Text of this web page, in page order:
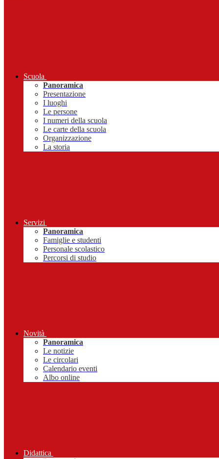
Scuola
Panoramica
Presentazione
I luoghi
Le persone
I numeri della scuola
Le carte della scuola
Organizzazione
La storia
Servizi
Panoramica
Famiglie e studenti
Personale scolastico
Percorsi di studio
Novità
Panoramica
Le notizie
Le circolari
Calendario eventi
Albo online
Didattica